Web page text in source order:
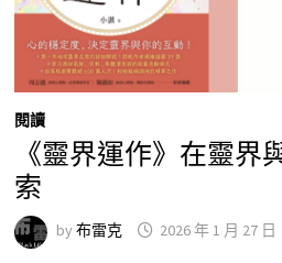
閱讀
《靈界運作》在靈界
索
by 布雷克 2026 年 1 月 27 日